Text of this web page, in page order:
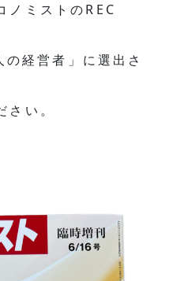
ノミストのREC
経営者」に選出さ
い。